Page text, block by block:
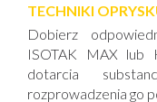
TECHNIKI
Dobierz
ISOTAK MAX lub
dotarcia
rozprowadzenia go